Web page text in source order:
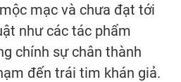
mạc và chưa đạt tới
như các tác phẩm
chính sự chân thành
đến trái tim khán giả.